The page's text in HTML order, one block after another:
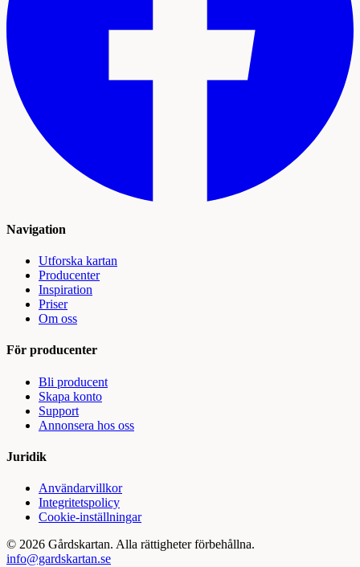
Navigation
Utforska kartan
Producenter
Inspiration
Priser
Om oss
För producenter
Bli producent
Skapa konto
Support
Annonsera hos oss
Juridik
Användarvillkor
Integritetspolicy
Cookie-inställningar
© 2026 Gårdskartan. Alla rättigheter förbehållna.
info@gardskartan.se